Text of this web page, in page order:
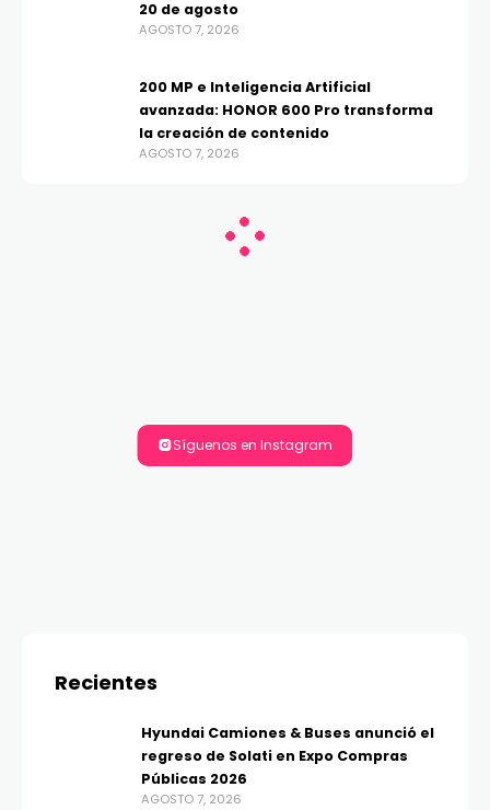
20 de agosto
AGOSTO 7, 2026
200 MP e Inteligencia Artificial
avanzada: HONOR 600 Pro transforma
la creación de contenido
AGOSTO 7, 2026
Síguenos en Instagram
Recientes
Hyundai Camiones & Buses anunció el
regreso de Solati en Expo Compras
Públicas 2026
AGOSTO 7, 2026